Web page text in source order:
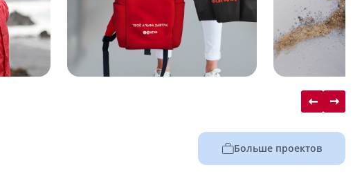
Больше проектов